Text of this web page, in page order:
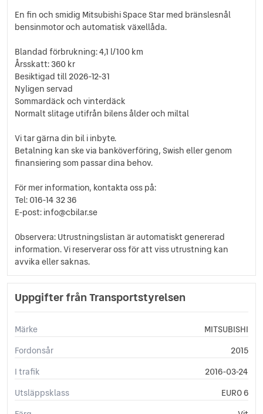
Svensksåld
Sätesvärme (fram)
Tonade rutor
USB-uttag
Yttertemperaturmätare
En fin och smidig Mitsubishi Space Star med bränslesnål
bensinmotor och automatisk växellåda.
Blandad förbrukning: 4,1 l/100 km
Årsskatt: 360 kr
Besiktigad till 2026-12-31
Nyligen servad
Sommardäck och vinterdäck
Normalt slitage utifrån bilens ålder och miltal
Vi tar gärna din bil i inbyte.
Betalning kan ske via banköverföring, Swish eller genom
finansiering som passar dina behov.
För mer information, kontakta oss på:
Tel: 016-14 32 36
E-post: info@cbilar.se
Observera: Utrustningslistan är automatiskt genererad
information. Vi reserverar oss för att viss utrustning kan
avvika eller saknas.
Uppgifter från Transportstyrelsen
Märke
MITSUBISHI
Fordonsår
2015
I trafik
2016-03-24
Utsläppsklass
EURO 6